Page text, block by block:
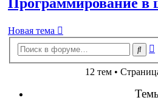
Новая тема
Поиск
12 тем •